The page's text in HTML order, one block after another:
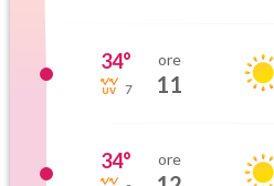
34°
7
ore
11
34° ore